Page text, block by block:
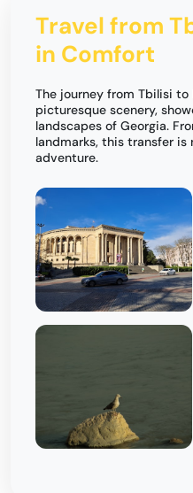
Travel from
in Comfort
The journey from Tbilisi
picturesque scenery,
landscapes of Georgia.
landmarks, this transfer
adventure.